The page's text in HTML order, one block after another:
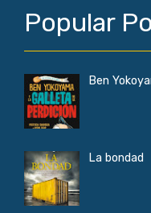
Popular
Ben
La bondad